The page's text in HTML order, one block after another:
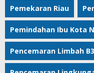
Pemekaran Riau
Pemindahan Ibu Kota
Pencemaran Limbah